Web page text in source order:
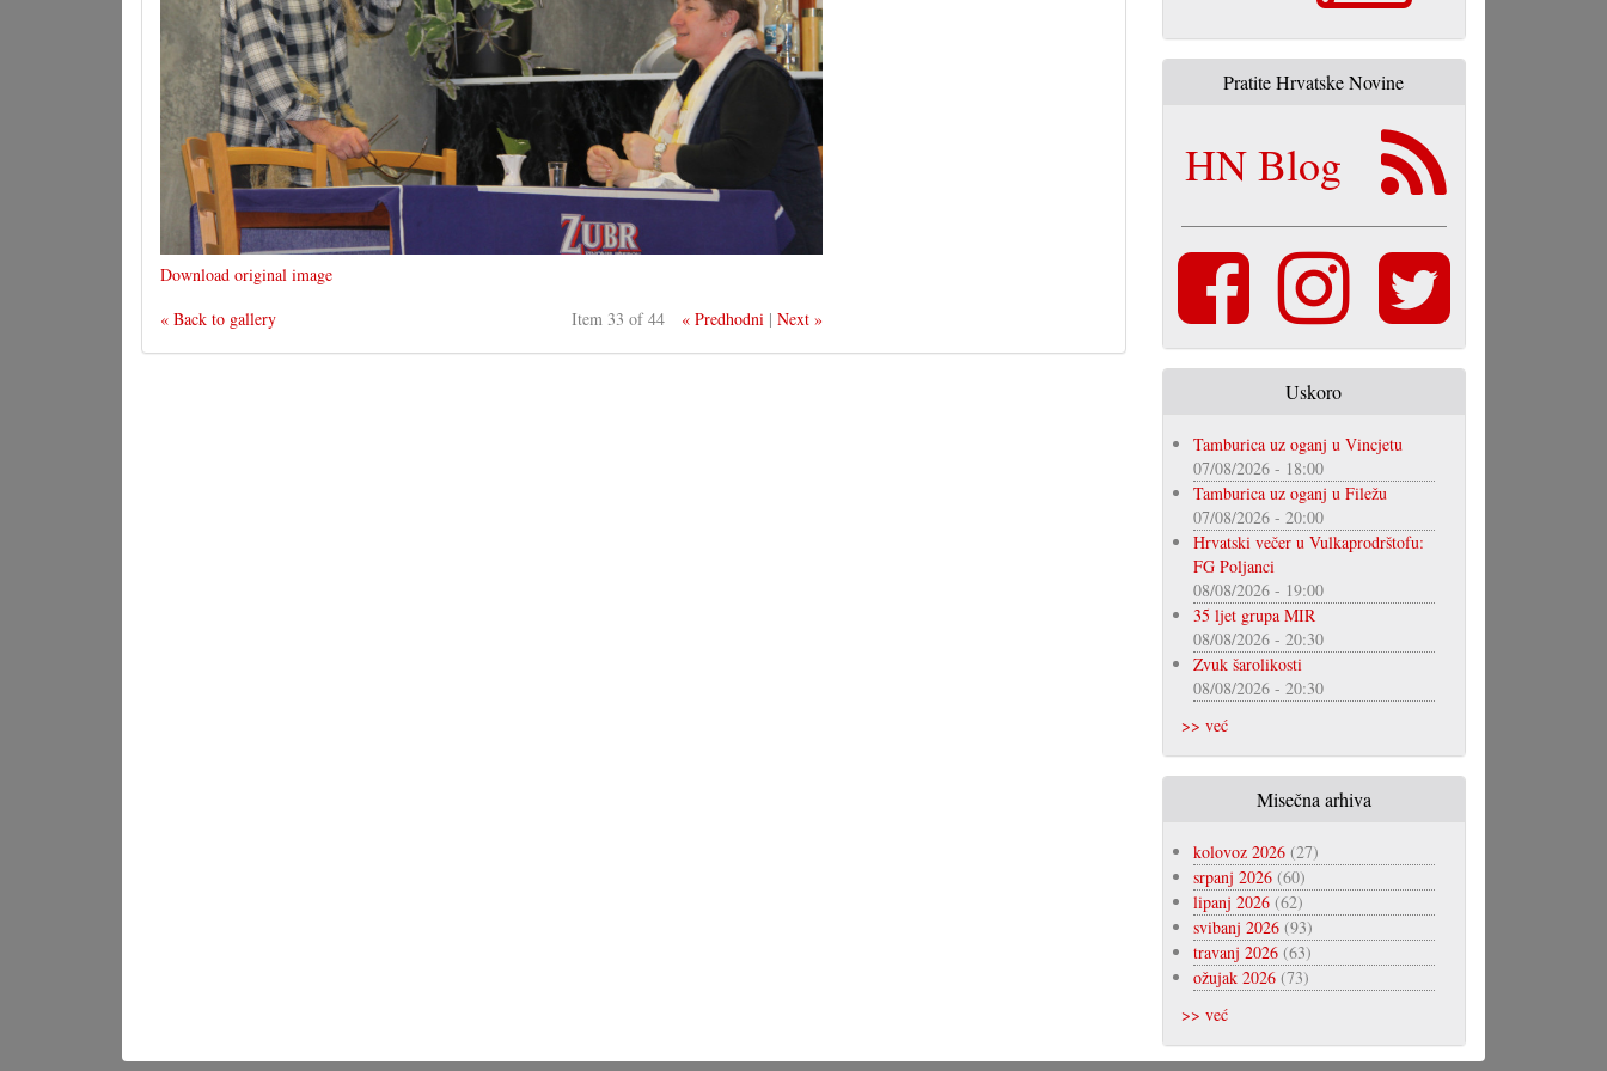
Download original image
« Back to gallery
Item 33 of 44 « Predhodni |Next »
Pratite Hrvatske Novine
HN Blog
Uskoro
Tamburica uz oganj u Vincjetu
07/08/2026 - 18:00
Tamburica uz oganj u Filežu
07/08/2026 - 20:00
Hrvatski večer u Vulkaprodrštofu:
FG Poljanci
08/08/2026 - 19:00
35 ljet grupa MIR
08/08/2026 - 20:30
Zvuk šarolikosti
08/08/2026 - 20:30
>> već
Misečna arhiva
kolovoz 2026(27)
srpanj 2026(60)
lipanj 2026(62)
svibanj 2026(93)
travanj 2026(63)
ožujak 2026(73)
>> već